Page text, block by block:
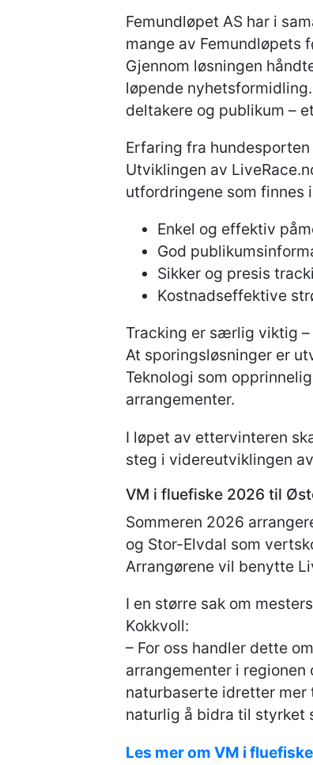
Femundløpet AS har i
mange av Femundløpets
Gjennom løsningen
løpende
deltakere og publikum –
Erfaring fra
Utviklingen av
utfordringene som finnes
Enkel og effektiv
God
Sikker og presis
Kostnadseffektive
Tracking er særlig viktig –
At sporingsløsninger er
Teknologi som
arrangementer.
I løpet av ettervinteren
steg i videreutviklingen
VM i fluefiske 2026 til
Sommeren 2026
og Stor-Elvdal som
Arrangørene vil benytte
I en større sak om
Kokkvoll:
– For oss handler dette
arrangementer i
naturbaserte idretter mer
naturlig å bidra til styrket
Les mer om VM i